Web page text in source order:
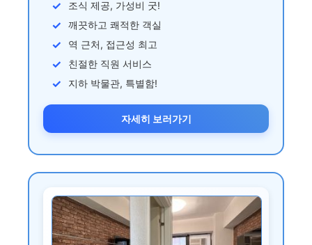
조식 제공, 가성비 굿!
깨끗하고 쾌적한 객실
역 근처, 접근성 최고
친절한 직원 서비스
지하 박물관, 특별함!
자세히 보러가기